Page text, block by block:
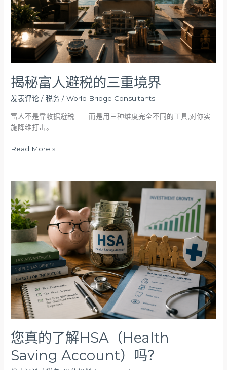
揭秘富人避税的三重境界
发表评论 /税务 /World Bridge Consultants
富人不是靠收据避税——而是用三种维度完全不同的工具,对你实
施降维打击。
三
重
境
界
Read More »
您真的了解HSA（Health
Saving Account）吗？
真
的
了
解
HSA（Health
Saving
Account）
吗？